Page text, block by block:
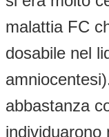
malattia FC
dosabile nel
abbastanza
individuarono